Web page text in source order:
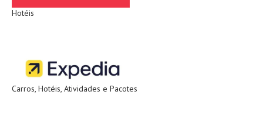
Hotéis
Carros, Hotéis, Atividades e Pacotes